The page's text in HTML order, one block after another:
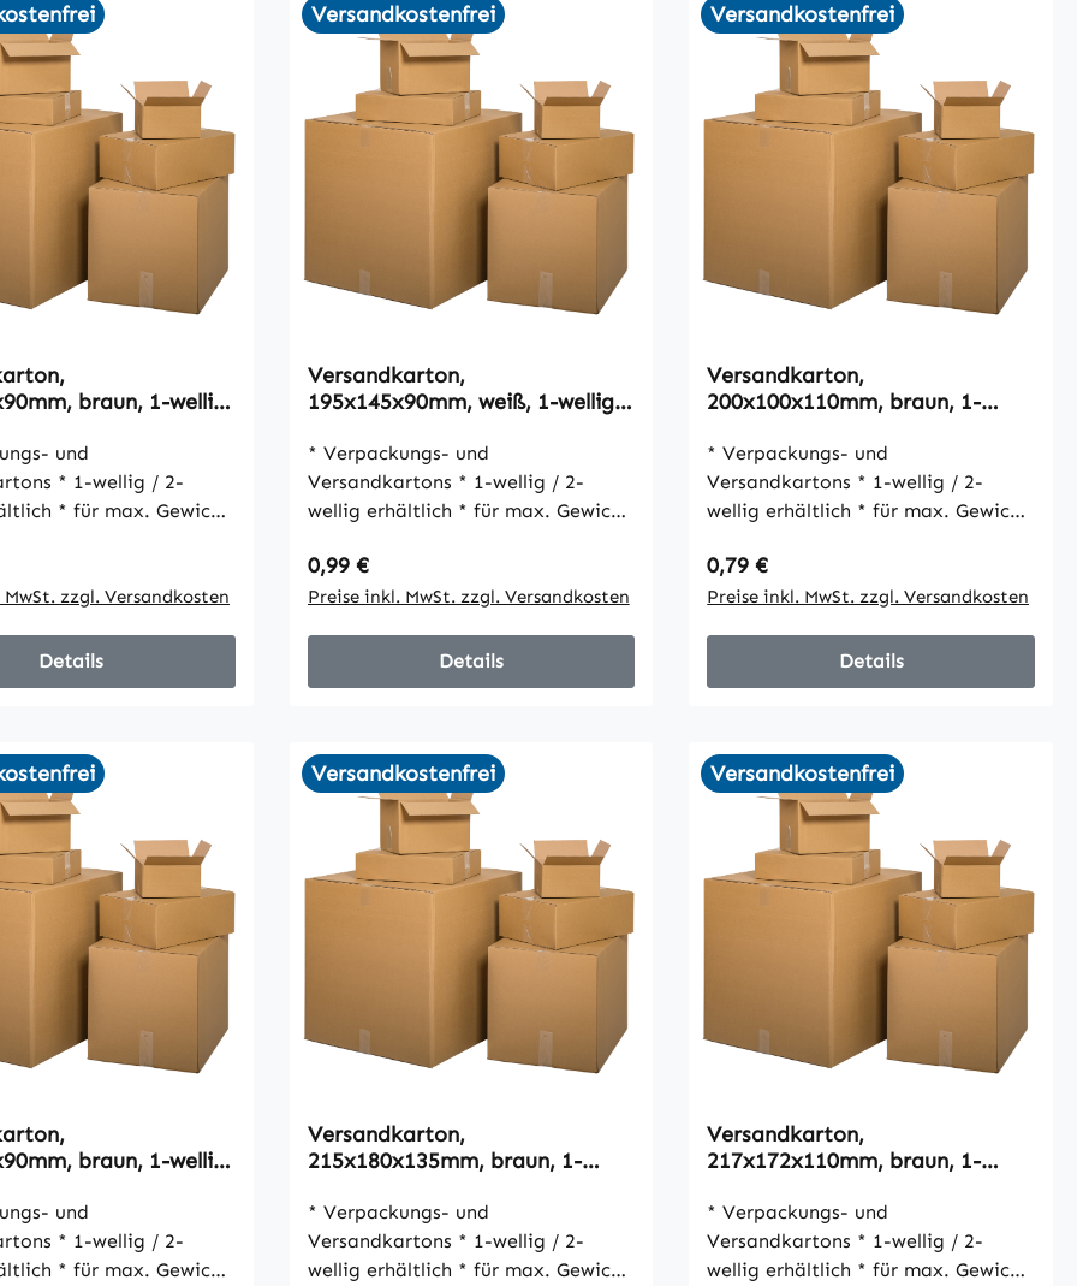
braun, 1-wellig,
und
/ 2-
Gewicht
schöne Optik *
mit Packband
zzgl. Versandkosten
Details
Versandkostenfrei
Versandkarton,
195x145x90mm, weiß, 1-wellig,
* Verpackungs- und
Versandkartons * 1-wellig / 2-
wellig erhältlich * für max. Gewicht
Stabilität und schöne Optik *
einfacher Verschluss mit Packband
Regulärer Preis:
0,99 €
Preise inkl. MwSt. zzgl. Versandkosten
Details
Versandkostenfrei
Versandkarton,
200x100x110mm, braun, 1-
* Verpackungs- und
Versandkartons * 1-wellig / 2-
wellig erhältlich * für max. Gewicht
Stabilität und schöne Optik *
einfacher Verschluss mit Packband
Regulärer Preis:
0,79 €
Preise inkl. MwSt. zzgl. Versandkosten
Details
braun, 1-wellig,
und
/ 2-
Gewicht
Versandkostenfrei
Versandkarton,
215x180x135mm, braun, 1-
* Verpackungs- und
Versandkartons * 1-wellig / 2-
wellig erhältlich * für max. Gewicht
Versandkostenfrei
Versandkarton,
217x172x110mm, braun, 1-
* Verpackungs- und
Versandkartons * 1-wellig / 2-
wellig erhältlich * für max. Gewicht